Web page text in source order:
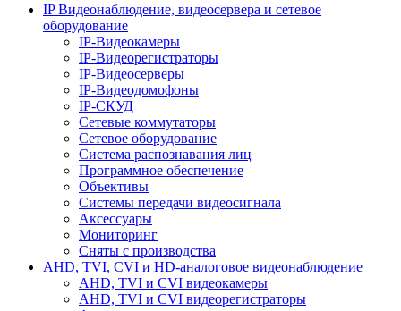
IP Видеонаблюдение, видеосервера и сетевое
оборудование
IP-Видеокамеры
IP-Видеорегистраторы
IP-Видеосерверы
IP-Видеодомофоны
IP-СКУД
Сетевые коммутаторы
Сетевое оборудование
Система распознавания лиц
Программное обеспечение
Объективы
Системы передачи видеосигнала
Аксессуары
Мониторинг
Сняты с производства
AHD, TVI, CVI и HD-аналоговое видеонаблюдение
AHD, TVI и CVI видеокамеры
AHD, TVI и CVI видеорегистраторы